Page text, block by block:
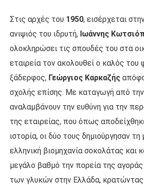
Στις αρχές του 1950, εισέρχεται
ανιψιός του ιδρυτή, Ιωάννης
ολοκληρώσει τις σπουδές του στα
εταιρεία τον ακολουθεί ο καλός του
ξάδερφος, Γεώργιος Καρκαζής
σχολής επίσης. Με καταγωγή από
αναλαμβάνουν την ευθύνη για την
της εταιρείας, που όπως
ιστορία, οι δύο τους δημιούργησαν
ελληνική βιομηχανία σοκολάτας και
μεγάλο βαθμό την πορεία της αγοράς
των γλυκών στην Ελλάδα,